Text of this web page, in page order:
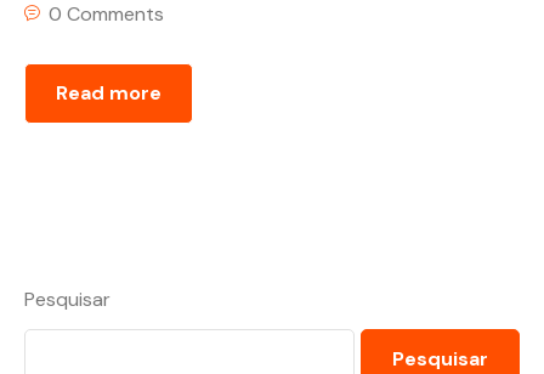
0 Comments
Read more
Pesquisar
Pesquisar